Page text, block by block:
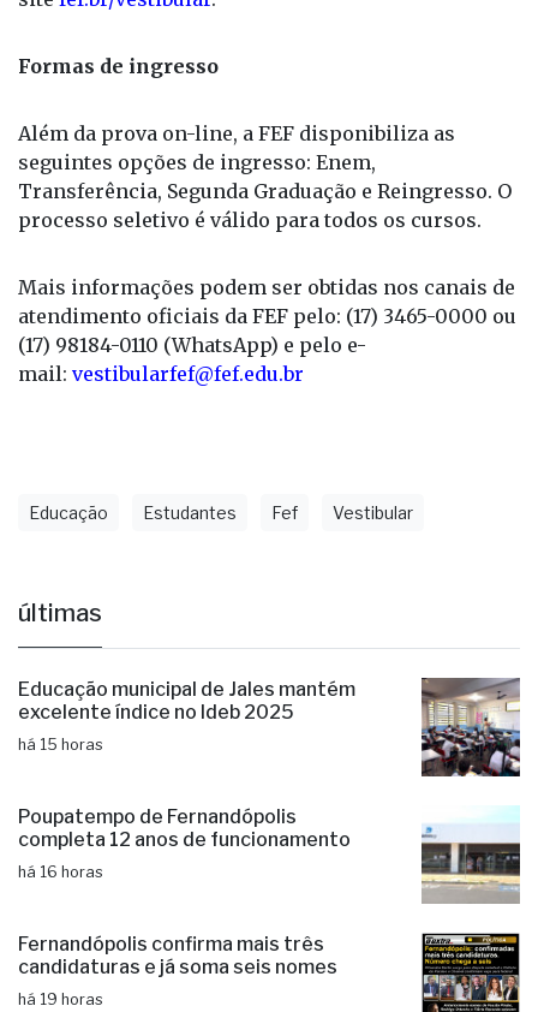
Formas de ingresso
Além da prova on-line, a FEF disponibiliza as
seguintes opções de ingresso: Enem,
Transferência, Segunda Graduação e Reingresso. O
processo seletivo é válido para todos os cursos.
Mais informações podem ser obtidas nos canais de
atendimento oficiais da FEF pelo: (17) 3465-0000 ou
(17) 98184-0110 (WhatsApp) e pelo e-
mail: vestibularfef@fef.edu.br
Educação Estudantes Fef Vestibular
últimas
Educação municipal de Jales mantém
excelente índice no Ideb 2025
há 15 horas
Poupatempo de Fernandópolis
completa 12 anos de funcionamento
há 16 horas
Fernandópolis confirma mais três
candidaturas e já soma seis nomes
há 19 horas